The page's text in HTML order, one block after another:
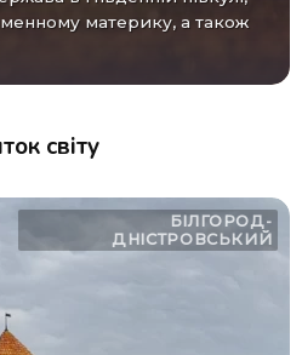
материку, а також
світу
БІЛГОРОД-
ДНІСТРОВСЬКИЙ